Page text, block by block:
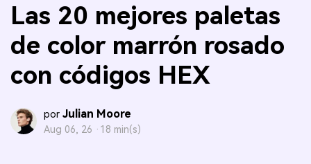
Las 20 mejores paletas
de color marrón rosado
con códigos HEX
por Julian Moore
Aug 06, 26 · 18 min(s)